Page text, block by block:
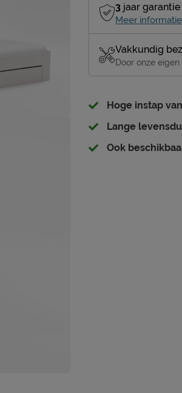
3 jaar garantie
Meer informatie
Vakkundig
Door onze
Hoge instap
Lange
Ook